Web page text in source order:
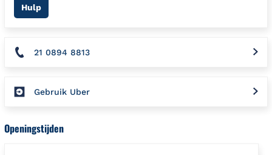
HulpLink Opens in New Tab
21 0894 8813
Gebruik Uber
Openingstijden